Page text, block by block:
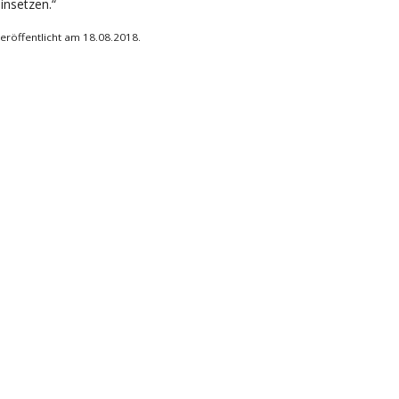
am 18.08.2018.